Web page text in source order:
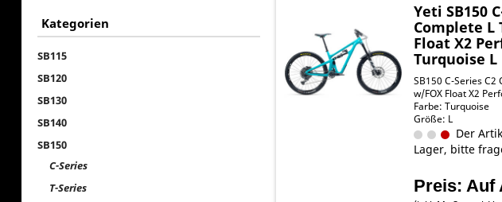
Kategorien
SB115
SB120
SB130
SB140
SB150
C-Series
T-Series
Yeti SB150
Complete L
Float X2
Turquoise L
SB150 C-Series C2
w/FOX Float X2
Farbe: Turquoise
Größe: L
Der
Lager, bitte
Preis: Auf